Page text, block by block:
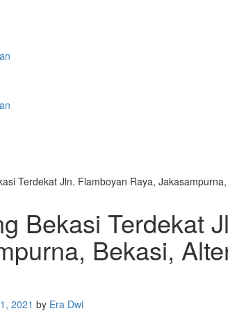
Terdekat Jln. Flamboyan Raya,
Bekasi Terdekat
Bekasi,
2021 by Era Dwi